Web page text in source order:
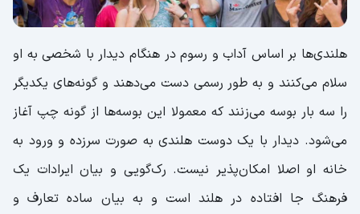
هلندی‌ها بر اساس آداب و رسوم در هنگام دیدار با شخصی به او
سلام می‌کنند و به طور رسمی دست می‌دهند و گونه‌های یکدیگر
را سه بار بوسه می‌زنند که معمولا این بوسه‌ها از گونه چپ آغاز
می‌شود. دیدار با یک دوست هلندی به صورت سرزده و ورود به
خانه او اصلا امکان‌پذیر نیست. رک‌گویی و بیان ایرادات یک
فرهنگ جا افتاده در هلند است و به بیان ساده تعارف و